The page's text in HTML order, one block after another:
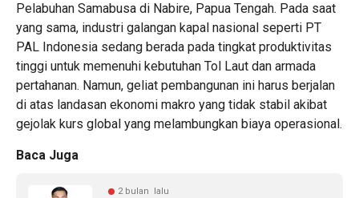
Pelabuhan Samabusa di Nabire, Papua Tengah. Pada saat
yang sama, industri galangan kapal nasional seperti PT
PAL Indonesia sedang berada pada tingkat produktivitas
tinggi untuk memenuhi kebutuhan Tol Laut dan armada
pertahanan. Namun, geliat pembangunan ini harus berjalan
di atas landasan ekonomi makro yang tidak stabil akibat
gejolak kurs global yang melambungkan biaya operasional.
Baca Juga
2 bulan lalu